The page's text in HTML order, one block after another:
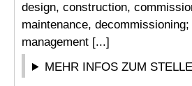
design, construction,
maintenance,
management [...]
MEHR INFOS ZUM